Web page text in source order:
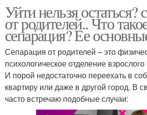
Уйти нельзя остаться?
от родителей.. Что
сепарация? Ее
Сепарация от родителей – это
психологическое отделение
И порой недостаточно переехать в
квартиру или даже в другой город. В
часто встречаю подобные случаи: